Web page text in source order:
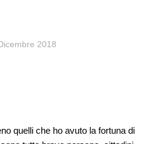
2018
quelli che ho avuto la fortuna di